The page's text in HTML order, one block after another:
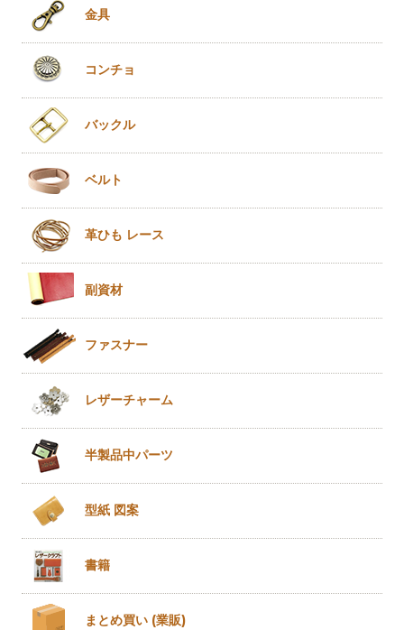
金具
コンチョ
バックル
ベルト
革ひも レース
副資材
ファスナー
レザーチャーム
半製品中パーツ
型紙 図案
書籍
まとめ買い (業販)